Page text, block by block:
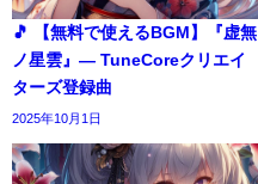
🎵 【無料で使えるBGM】『虚無
ノ星雲』― TuneCoreクリエイ
ターズ登録曲
2025年10月1日